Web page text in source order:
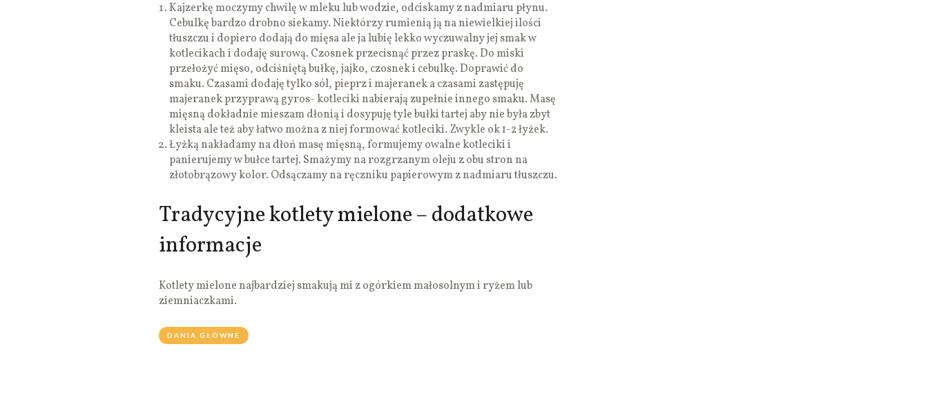
Kajzerkę moczymy chwilę w mleku lub wodzie, odciskamy z nadmiaru płynu.
Cebulkę bardzo drobno siekamy. Niektórzy rumienią ją na niewielkiej ilości
tłuszczu i dopiero dodają do mięsa ale ja lubię lekko wyczuwalny jej smak w
kotlecikach i dodaję surową. Czosnek przecisnąć przez praskę. Do miski
przełożyć mięso, odciśniętą bułkę, jajko, czosnek i cebulkę. Doprawić do
smaku. Czasami dodaję tylko sól, pieprz i majeranek a czasami zastępuję
majeranek przyprawą gyros- kotleciki nabierają zupełnie innego smaku. Masę
mięsną dokładnie mieszam dłonią i dosypuję tyle bułki tartej aby nie była zbyt
kleista ale też aby łatwo można z niej formować kotleciki. Zwykle ok 1-2 łyżek.
Łyżką nakładamy na dłoń masę mięsną, formujemy owalne kotleciki i
panierujemy w bułce tartej. Smażymy na rozgrzanym oleju z obu stron na
złotobrązowy kolor. Odsączamy na ręczniku papierowym z nadmiaru tłuszczu.
Tradycyjne kotlety mielone – dodatkowe
informacje
Kotlety mielone najbardziej smakują mi z ogórkiem małosolnym i ryżem lub
ziemniaczkami.
DANIA GŁÓWNE